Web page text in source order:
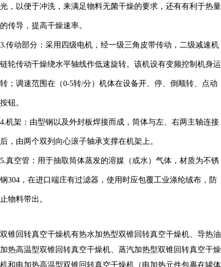
光，以便于冲洗，来满足物料无菌干燥的要求，还有有利于热量
的传导，提高干燥速率。
3.传动部分：采用四级电机，经一级三角皮带传动，二级减速机
链轮传动干燥绕水平轴线作低速旋转。该机设有变频控制机身运
转；调速范围在（0-5转/分）机体在设备开、停、倒顺转、点动
按钮。
4.机架：由型钢以及外封板焊接而成，筒体与左、右两主轴连接
后，由两个双列向心滚子轴承支撑在机架上。
5.真空管：用于抽取筒体蒸发的溶媒（或水）气体，材质为不锈
钢304，在进口端庄有过滤器，使用时应包覆工业涤纶绒布，防
止物料带出。
双锥回转真空干燥机有热水加热型双锥回转真空干燥机、导热油
加热高温型双锥回转真空干燥机、蒸汽加热型双锥回转真空干燥
机和电加热高温型双锥回转真空干燥机（电加热元件包裹在罐体